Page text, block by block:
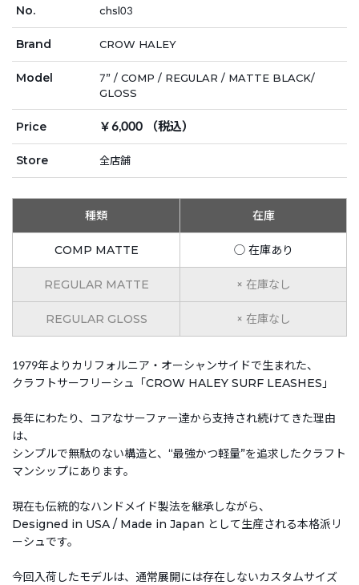
No. chsl03
Brand CROW HALEY
Model
7” / COMP / REGULAR / MATTE BLACK/
GLOSS
Price ￥6,000 （税込）
Store 全店舗
種類 在庫
COMP MATTE ◯ 在庫あり
REGULAR MATTE × 在庫なし
REGULAR GLOSS × 在庫なし
1979年よりカリフォルニア・オーシャンサイドで生まれた、
クラフトサーフリーシュ「CROW HALEY SURF LEASHES」
長年にわたり、コアなサーファー達から支持され続けてきた理由
は、
シンプルで無駄のない構造と、“最強かつ軽量”を追求したクラフト
マンシップにあります。
現在も伝統的なハンドメイド製法を継承しながら、
Designed in USA / Made in Japan として生産される本格派リ
ーシュです。
今回入荷したモデルは、通常展開には存在しないカスタムサイズ